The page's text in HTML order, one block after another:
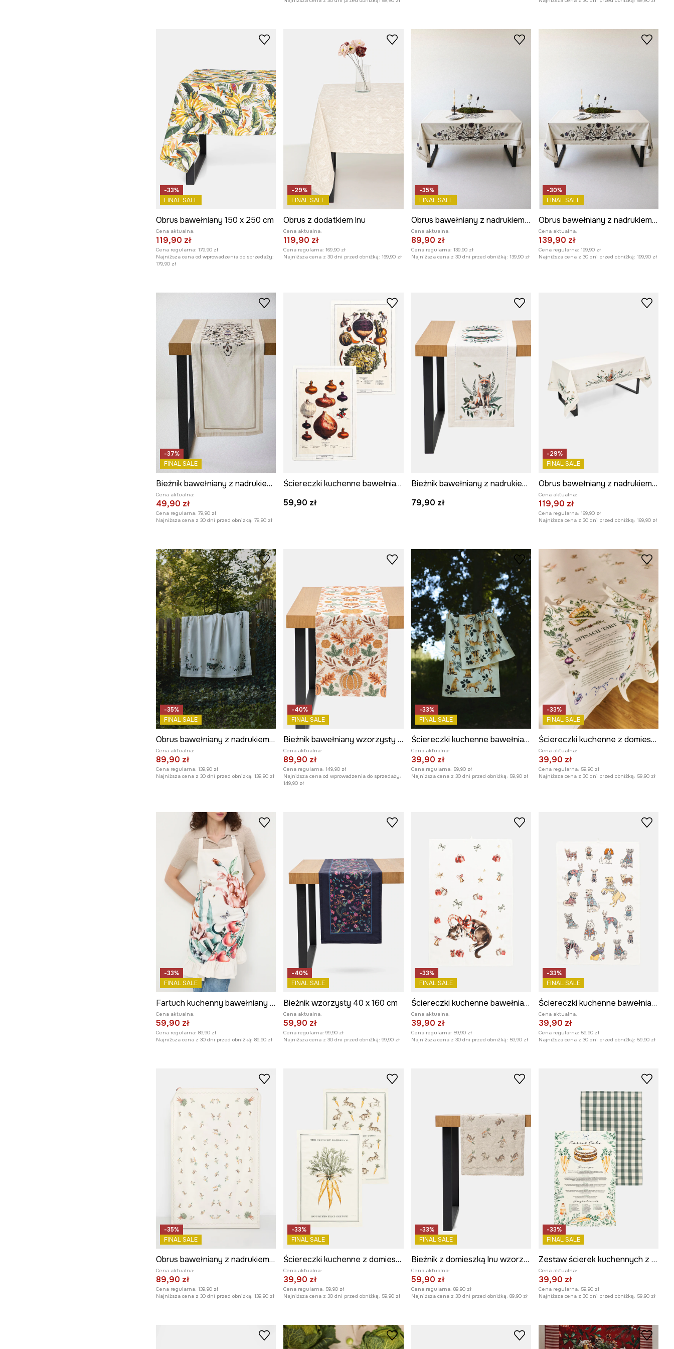
-33%
FINAL SALE
Obrus bawełniany 150 x 250 cm
Cena aktualna:
119,90 zł
Cena regularna: 179,90 zł
Najniższa cena od wprowadzenia do sprzedaży:
179,90 zł
-29%
FINAL SALE
Obrus z dodatkiem lnu
Cena aktualna:
119,90 zł
Cena regularna: 169,90 zł
Najniższa cena z 30 dni przed obniżką: 169,90 zł
-35%
FINAL SALE
Obrus bawełniany z nadrukiem 120 x 180 cm
Cena aktualna:
89,90 zł
Cena regularna: 139,90 zł
Najniższa cena z 30 dni przed obniżką: 139,90 zł
-30%
FINAL SALE
Obrus bawełniany z nadrukiem 150 x 250 cm
Cena aktualna:
139,90 zł
Cena regularna: 199,90 zł
Najniższa cena z 30 dni przed obniżką: 199,90 zł
-37%
FINAL SALE
Bieżnik bawełniany z nadrukiem 40 x 180 cm
Cena aktualna:
49,90 zł
Cena regularna: 79,90 zł
Najniższa cena z 30 dni przed obniżką: 79,90 zł
Ściereczki kuchenne bawełniane wzorzyste (2-pack) kolor multicolor
59,90 zł
Bieżnik bawełniany z nadrukiem 40 x 180 cm
79,90 zł
-29%
FINAL SALE
Obrus bawełniany z nadrukiem 150 x 250 cm
Cena aktualna:
119,90 zł
Cena regularna: 169,90 zł
Najniższa cena z 30 dni przed obniżką: 169,90 zł
-35%
FINAL SALE
Obrus bawełniany z nadrukiem 120 x 180 cm
Cena aktualna:
89,90 zł
Cena regularna: 139,90 zł
Najniższa cena z 30 dni przed obniżką: 139,90 zł
-40%
FINAL SALE
Bieżnik bawełniany wzorzysty 40 x 160 cm
Cena aktualna:
89,90 zł
Cena regularna: 149,90 zł
Najniższa cena od wprowadzenia do sprzedaży:
149,90 zł
-33%
FINAL SALE
Ściereczki kuchenne bawełniane wzorzyste (2-pack)
Cena aktualna:
39,90 zł
Cena regularna: 59,90 zł
Najniższa cena z 30 dni przed obniżką: 59,90 zł
-33%
FINAL SALE
Ściereczki kuchenne z domieszką lnu wzorzyste (2-pack)
Cena aktualna:
39,90 zł
Cena regularna: 59,90 zł
Najniższa cena z 30 dni przed obniżką: 59,90 zł
-33%
FINAL SALE
Fartuch kuchenny bawełniany wzorzysty
Cena aktualna:
59,90 zł
Cena regularna: 89,90 zł
Najniższa cena z 30 dni przed obniżką: 89,90 zł
-40%
FINAL SALE
Bieżnik wzorzysty 40 x 160 cm
Cena aktualna:
59,90 zł
Cena regularna: 99,90 zł
Najniższa cena z 30 dni przed obniżką: 99,90 zł
-33%
FINAL SALE
Ściereczki kuchenne bawełniane wzorzyste (2-pack)
Cena aktualna:
39,90 zł
Cena regularna: 59,90 zł
Najniższa cena z 30 dni przed obniżką: 59,90 zł
-33%
FINAL SALE
Ściereczki kuchenne bawełniane wzorzyste (2-pack)
Cena aktualna:
39,90 zł
Cena regularna: 59,90 zł
Najniższa cena z 30 dni przed obniżką: 59,90 zł
-35%
FINAL SALE
Obrus bawełniany z nadrukiem i haftem 120 x 180 cm
Cena aktualna:
89,90 zł
Cena regularna: 139,90 zł
Najniższa cena z 30 dni przed obniżką: 139,90 zł
-33%
FINAL SALE
Ściereczki kuchenne z domieszką lnu wzorzyste (2-pack)
Cena aktualna:
39,90 zł
Cena regularna: 59,90 zł
Najniższa cena z 30 dni przed obniżką: 59,90 zł
-33%
FINAL SALE
Bieżnik z domieszką lnu wzorzysty 40 x 160 cm
Cena aktualna:
59,90 zł
Cena regularna: 89,90 zł
Najniższa cena z 30 dni przed obniżką: 89,90 zł
-33%
FINAL SALE
Zestaw ścierek kuchennych z dodatkiem lnu 47 x 70 cm 2-pack
Cena aktualna:
39,90 zł
Cena regularna: 59,90 zł
Najniższa cena z 30 dni przed obniżką: 59,90 zł